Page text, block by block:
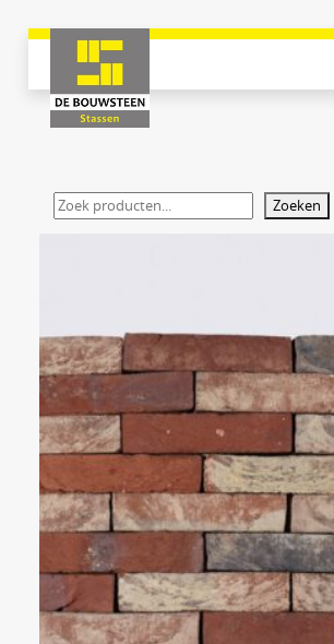
Zoeken